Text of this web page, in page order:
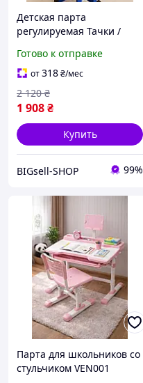
Детская парта
регулируемая Тачки /
регулируемой высотой
Готово к отправке
от318₴/мес
1 908₴
2 120 ₴
Купить
BIGsell-SHOP 99%
Парта для школьников со
стульчиком VEN001